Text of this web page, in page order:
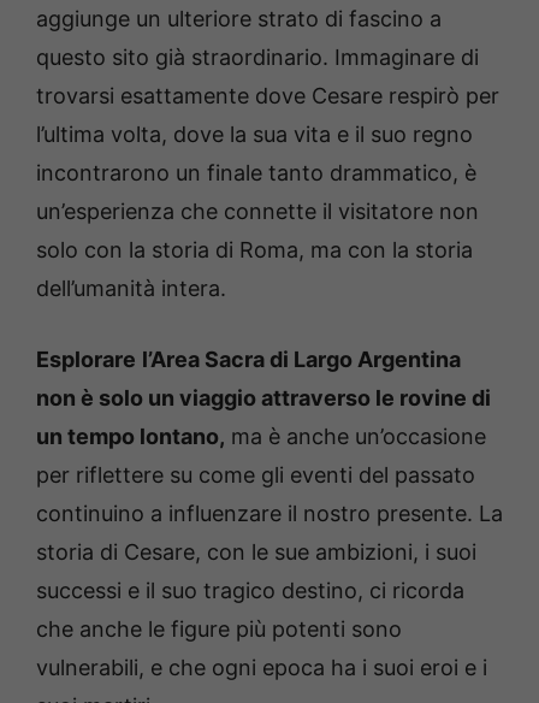
aggiunge un ulteriore strato di fascino a
questo sito già straordinario. Immaginare di
trovarsi esattamente dove Cesare respirò per
l’ultima volta, dove la sua vita e il suo regno
incontrarono un finale tanto drammatico, è
un’esperienza che connette il visitatore non
solo con la storia di Roma, ma con la storia
dell’umanità intera.
Esplorare l’Area Sacra di Largo Argentina
non è solo un viaggio attraverso le rovine di
un tempo lontano, ma è anche un’occasione
per riflettere su come gli eventi del passato
continuino a influenzare il nostro presente. La
storia di Cesare, con le sue ambizioni, i suoi
successi e il suo tragico destino, ci ricorda
che anche le figure più potenti sono
vulnerabili, e che ogni epoca ha i suoi eroi e i